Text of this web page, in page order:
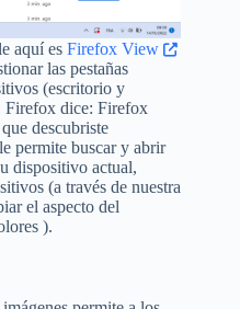
aquí es Firefox View
las pestañas
(escritorio y
Firefox dice: Firefox
descubriste
permite buscar y abrir
dispositivo actual,
(a través de nuestra
el aspecto del
).